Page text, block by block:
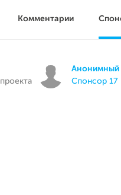
Комментарии
проекта
Анонимный
спонсор 17